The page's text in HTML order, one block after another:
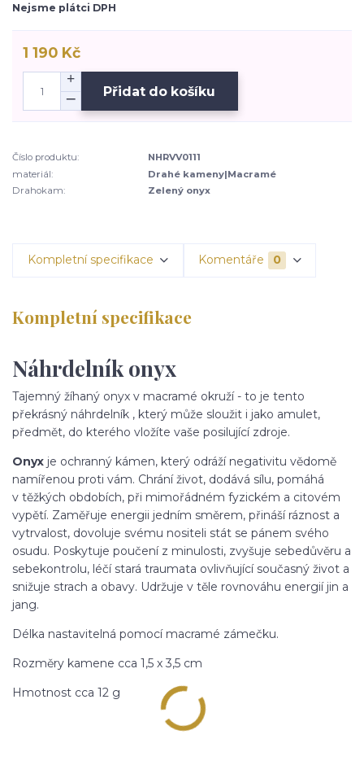
Nejsme plátci DPH
1 190 Kč
Přidat do košíku
Číslo produktu:
NHRVV0111
materiál:
Drahé kameny|Macramé
Drahokam:
Zelený onyx
Kompletní specifikace Komentáře 0
Kompletní specifikace
Náhrdelník onyx
Tajemný žíhaný onyx v macramé okruží - to je tento
překrásný náhrdelník , který může sloužit i jako amulet,
předmět, do kterého vložíte vaše posilující zdroje.
Onyx je ochranný kámen, který odráží negativitu vědomě
namířenou proti vám. Chrání život, dodává sílu, pomáhá
v těžkých obdobích, při mimořádném fyzickém a citovém
vypětí. Zaměřuje energii jedním směrem, přináší ráznost a
vytrvalost, dovoluje svému nositeli stát se pánem svého
osudu. Poskytuje poučení z minulosti, zvyšuje sebedůvěru a
sebekontrolu, léčí stará traumata ovlivňující současný život a
snižuje strach a obavy. Udržuje v těle rovnováhu energií jin a
jang.
Délka nastavitelná pomocí macramé zámečku.
Rozměry kamene cca 1,5 x 3,5 cm
Hmotnost cca 12 g